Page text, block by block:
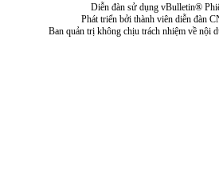
Diễn đàn sử dụng vBulletin®
Phát triển bởi thành viên diễn đàn
Ban quản trị không chịu trách nhiệm về nội